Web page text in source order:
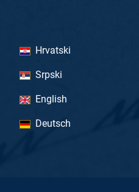
Hrvatski
Srpski
English
Deutsch